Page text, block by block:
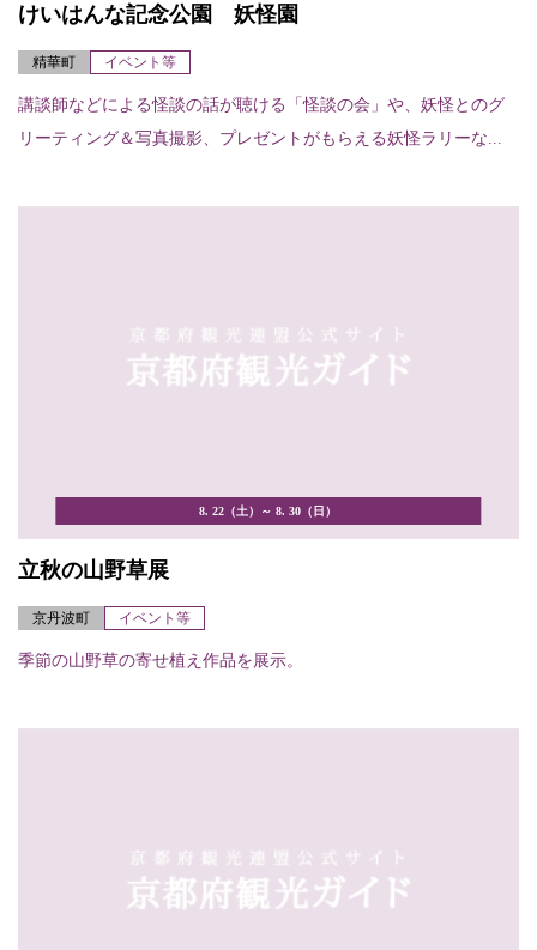
けいはんな記念公園 妖怪園
精華町 イベント等
講談師などによる怪談の話が聴ける「怪談の会」や、妖怪とのグ
リーティング＆写真撮影、プレゼントがもらえる妖怪ラリーな...
8. 22（土）～ 8. 30（日）
立秋の山野草展
京丹波町 イベント等
季節の山野草の寄せ植え作品を展示。